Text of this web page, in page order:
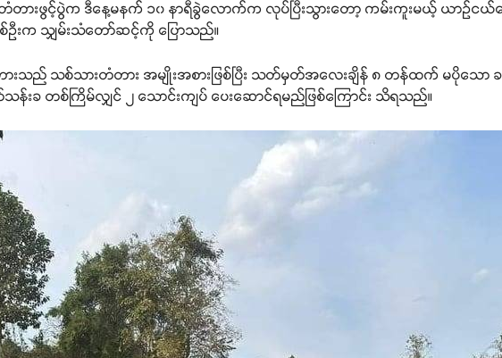
တားဖွင့်ပွဲက ဒီနေ့မနက် ၁၀ နာရီခွဲလောက်က လုပ်ပြီးသွားတော့ ကမ်းကူးမယ့် ယာဉ်ငယ်
ဦးက သျှမ်းသံတော်ဆင့်ကို ပြောသည်။
သည် သစ်သားတံတား အမျိုးအစားဖြစ်ပြီး သတ်မှတ်အလေးချိန် ၈ တန်ထက် မပိုသော
သန်းခ တစ်ကြိမ်လျှင် ၂ သောင်းကျပ် ပေးဆောင်ရမည်ဖြစ်ကြောင်း သိရသည်။